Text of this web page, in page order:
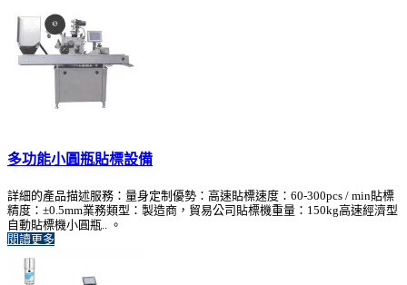
多功能小圓瓶貼標設備
詳細的產品描述服務：量身定制優勢：高速貼標速度：60-300pcs / min貼標
精度：±0.5mm業務類型：製造商，貿易公司貼標機重量：150kg高速經濟型
自動貼標機小圓瓶.. 。
閱讀更多